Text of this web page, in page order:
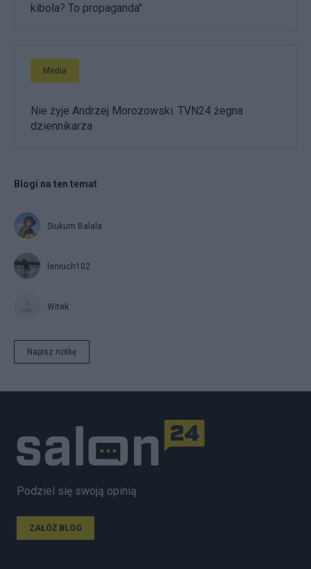
kibola? To propaganda"
Media
Nie żyje Andrzej Morozowski. TVN24 żegna
dziennikarza
Blogi na ten temat
Siukum Balala
leniuch102
Witek
Napisz notkę
Podziel się swoją opinią
ZAŁÓŻ BLOG